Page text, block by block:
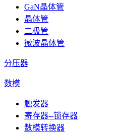
GaN晶体管
晶体管
二极管
微波晶体管
分压器
数模
触发器
寄存器--锁存器
数模转换器